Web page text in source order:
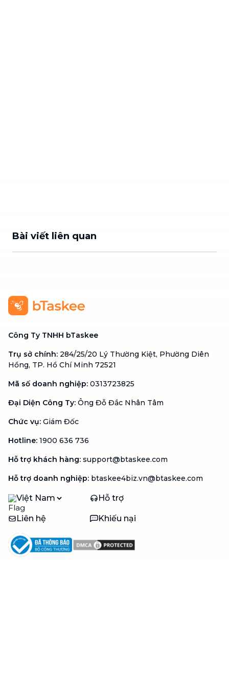
Bài viết liên quan
Công Ty TNHH bTaskee
Trụ sở chính: 284/25/20 Lý Thường Kiệt, Phường Diên
Hồng, TP. Hồ Chí Minh 72521
Mã số doanh nghiệp: 0313723825
Đại Diện Công Ty: Ông Đỗ Đắc Nhân Tâm
Chức vụ: Giám Đốc
Hotline: 1900 636 736
Hỗ trợ khách hàng: support@btaskee.com
Hỗ trợ doanh nghiệp: btaskee4biz.vn@btaskee.com
Việt Nam Hỗ trợ
Liên hệ Khiếu nại